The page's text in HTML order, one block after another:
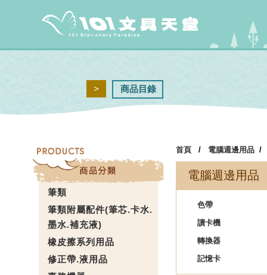
> 商品目錄
筆類
筆類附屬配件(筆芯.卡水.
墨水.補充液)
橡皮擦系列用品
修正帶.液用品
首頁 / 電腦週邊用品
電腦週邊用品
色帶
讀卡機
轉換器
記憶卡